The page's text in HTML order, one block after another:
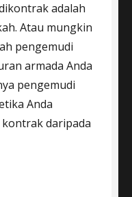
adalah
Atau mungkin
pengemudi
armada Anda
pengemudi
Anda
daripada